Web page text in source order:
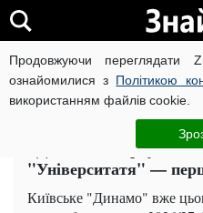
Продовжуючи переглядати
ознайомилися з Політикою
використанням файлів cookie.
ВІЙНА РОСІЇ ПРОТИ
"Динамо" стартує в
"Університатя" —
Київське "Динамо" вже